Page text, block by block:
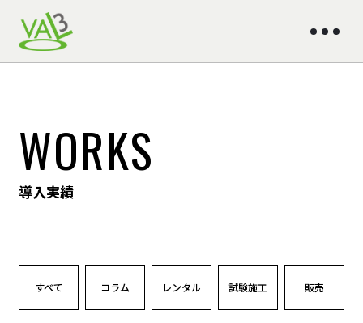
WORKS
導入実績
すべて コラム レンタル 試験施工 販売